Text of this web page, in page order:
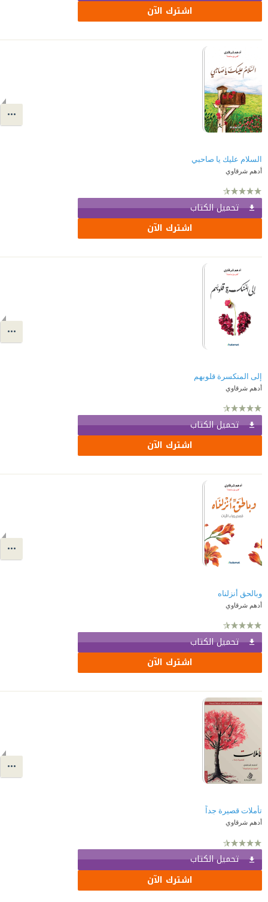
اشترك الآن
السلام عليك يا صاحبي
أدهم شرقاوي
تحميل الكتاب
اشترك الآن
إلى المنكسرة قلوبهم
أدهم شرقاوي
تحميل الكتاب
اشترك الآن
وبالحق أنزلناه
أدهم شرقاوي
تحميل الكتاب
اشترك الآن
تأملات قصيرة جداً
أدهم شرقاوي
تحميل الكتاب
اشترك الآن